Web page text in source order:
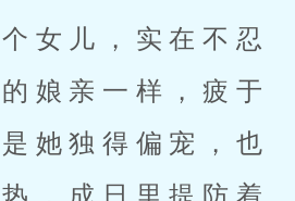
女儿，实在不忍
娘亲一样，疲于
她独得偏宠，也